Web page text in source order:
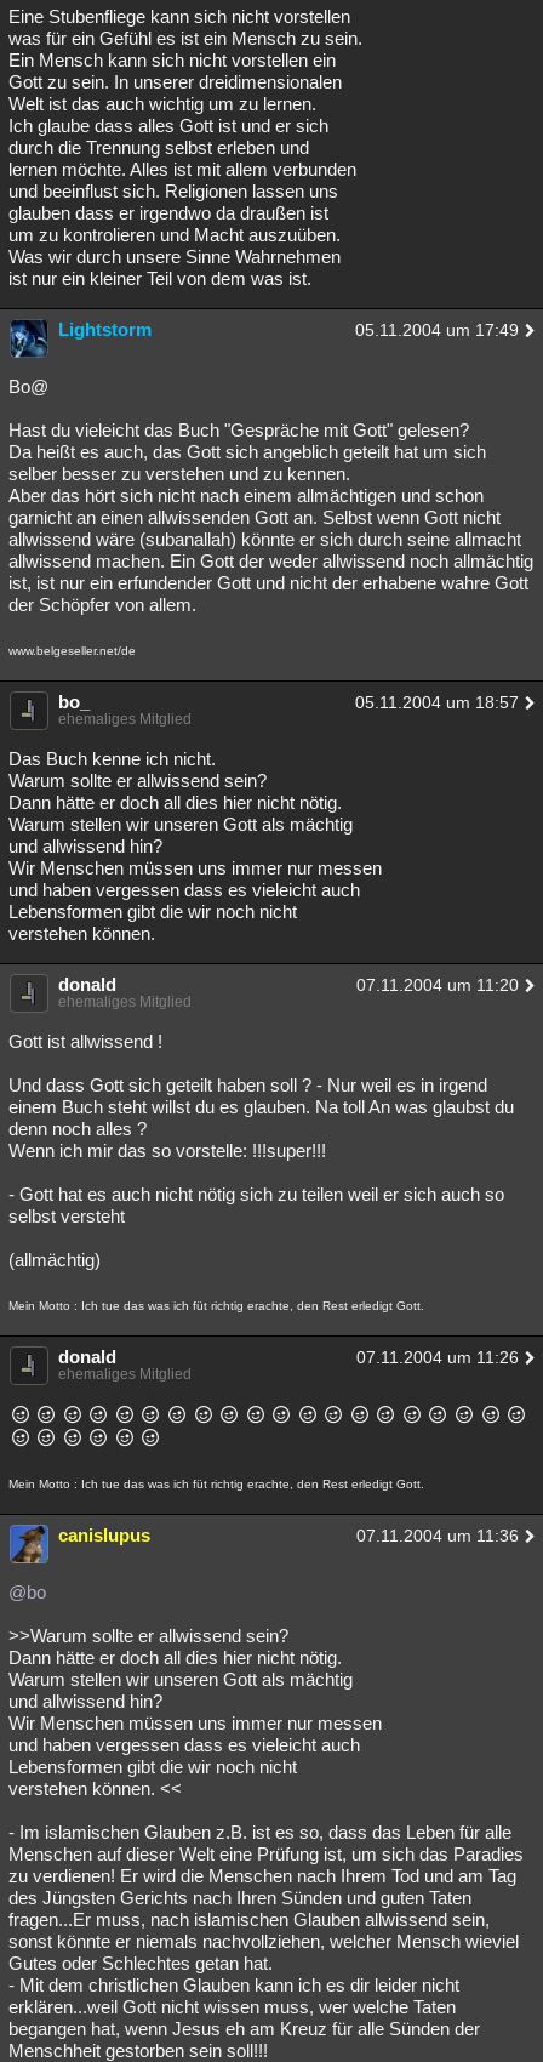
Eine Stubenfliege kann sich nicht vorstellen
was für ein Gefühl es ist ein Mensch zu sein.
Ein Mensch kann sich nicht vorstellen ein
Gott zu sein. In unserer dreidimensionalen
Welt ist das auch wichtig um zu lernen.
Ich glaube dass alles Gott ist und er sich
durch die Trennung selbst erleben und
lernen möchte. Alles ist mit allem verbunden
und beeinflust sich. Religionen lassen uns
glauben dass er irgendwo da draußen ist
um zu kontrolieren und Macht auszuüben.
Was wir durch unsere Sinne Wahrnehmen
ist nur ein kleiner Teil von dem was ist.
Lightstorm 05.11.2004 um 17:49
Bo@
Hast du vieleicht das Buch "Gespräche mit Gott" gelesen?
Da heißt es auch, das Gott sich angeblich geteilt hat um sich
selber besser zu verstehen und zu kennen.
Aber das hört sich nicht nach einem allmächtigen und schon
garnicht an einen allwissenden Gott an. Selbst wenn Gott nicht
allwissend wäre (subanallah) könnte er sich durch seine allmacht
allwissend machen. Ein Gott der weder allwissend noch allmächtig
ist, ist nur ein erfundender Gott und nicht der erhabene wahre Gott
der Schöpfer von allem.
www.belgeseller.net/de
bo_ 05.11.2004 um 18:57
ehemaliges Mitglied
Das Buch kenne ich nicht.
Warum sollte er allwissend sein?
Dann hätte er doch all dies hier nicht nötig.
Warum stellen wir unseren Gott als mächtig
und allwissend hin?
Wir Menschen müssen uns immer nur messen
und haben vergessen dass es vieleicht auch
Lebensformen gibt die wir noch nicht
verstehen können.
donald 07.11.2004 um 11:20
ehemaliges Mitglied
Gott ist allwissend !
Und dass Gott sich geteilt haben soll ? - Nur weil es in irgend
einem Buch steht willst du es glauben. Na toll An was glaubst du
denn noch alles ?
Wenn ich mir das so vorstelle: !!!super!!!
- Gott hat es auch nicht nötig sich zu teilen weil er sich auch so
selbst versteht
(allmächtig)
Mein Motto : Ich tue das was ich füt richtig erachte, den Rest erledigt Gott.
donald 07.11.2004 um 11:26
ehemaliges Mitglied
Mein Motto : Ich tue das was ich füt richtig erachte, den Rest erledigt Gott.
canislupus 07.11.2004 um 11:36
@bo
>>Warum sollte er allwissend sein?
Dann hätte er doch all dies hier nicht nötig.
Warum stellen wir unseren Gott als mächtig
und allwissend hin?
Wir Menschen müssen uns immer nur messen
und haben vergessen dass es vieleicht auch
Lebensformen gibt die wir noch nicht
verstehen können. <<
- Im islamischen Glauben z.B. ist es so, dass das Leben für alle
Menschen auf dieser Welt eine Prüfung ist, um sich das Paradies
zu verdienen! Er wird die Menschen nach Ihrem Tod und am Tag
des Jüngsten Gerichts nach Ihren Sünden und guten Taten
fragen...Er muss, nach islamischen Glauben allwissend sein,
sonst könnte er niemals nachvollziehen, welcher Mensch wieviel
Gutes oder Schlechtes getan hat.
- Mit dem christlichen Glauben kann ich es dir leider nicht
erklären...weil Gott nicht wissen muss, wer welche Taten
begangen hat, wenn Jesus eh am Kreuz für alle Sünden der
Menschheit gestorben sein soll!!!